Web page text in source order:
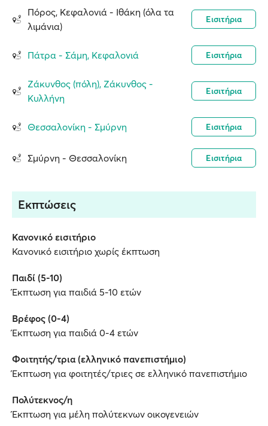
Πόρος, Κεφαλονιά - Ιθάκη (όλα τα
λιμάνια)
Εισιτήρια
Πάτρα - Σάμη, Κεφαλονιά Εισιτήρια
Ζάκυνθος (πόλη), Ζάκυνθος -
Κυλλήνη
Εισιτήρια
Θεσσαλονίκη - Σμύρνη Εισιτήρια
Σμύρνη - Θεσσαλονίκη Εισιτήρια
Εκπτώσεις
Κανονικό εισιτήριο
Κανονικό εισιτήριο χωρίς έκπτωση
Παιδί (5-10)
Έκπτωση για παιδιά 5-10 ετών
Βρέφος (0-4)
Έκπτωση για παιδιά 0-4 ετών
Φοιτητής/τρια (ελληνικό πανεπιστήμιο)
Έκπτωση για φοιτητές/τριες σε ελληνικό πανεπιστήμιο
Πολύτεκνος/η
Έκπτωση για μέλη πολύτεκνων οικογενειών